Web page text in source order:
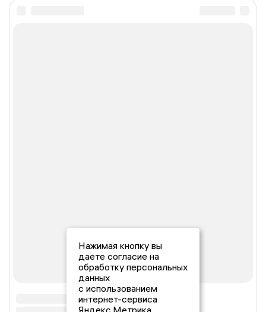
Нажимая кнопку вы
даете согласие на
обработку персональных
данных
с использованием
интернет-сервиса
Яндекс.Метрика,